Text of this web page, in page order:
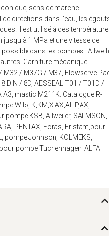
sens de marche
de directions dans l'eau, les
Il est utilisé à des
jusqu'à 1 MPa et une vitesse de
dans les pompes :
Garniture mécanique
M32 / M37G / M37, Flowserve
/ 8D, AESSEAL T01 / T01D /
A3, mastic M211K. Catalogue R-
Wilo, K,KM,X,AX,AHP,AX,
pompe KSB, Allweiler, SALMSON,
PENTAX, Foras, Fristam,pour
pompe Johnson, KOLMEKS,
pompe Tuchenhagen, ALFA